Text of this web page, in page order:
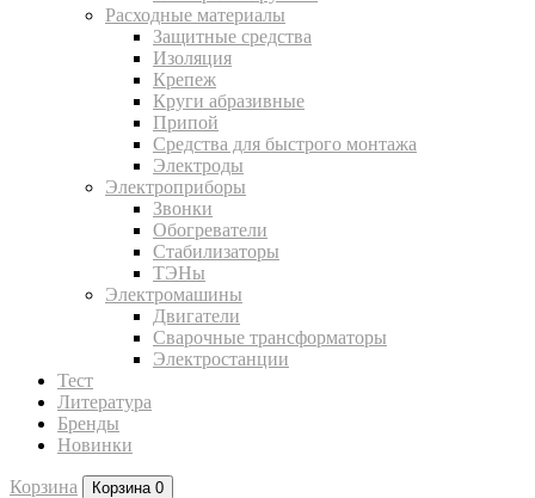
Расходные материалы
Защитные средства
Изоляция
Крепеж
Круги абразивные
Припой
Средства для быстрого монтажа
Электроды
Электроприборы
Звонки
Обогреватели
Стабилизаторы
ТЭНы
Электромашины
Двигатели
Сварочные трансформаторы
Электростанции
Тест
Литература
Бренды
Новинки
Корзина Корзина 0